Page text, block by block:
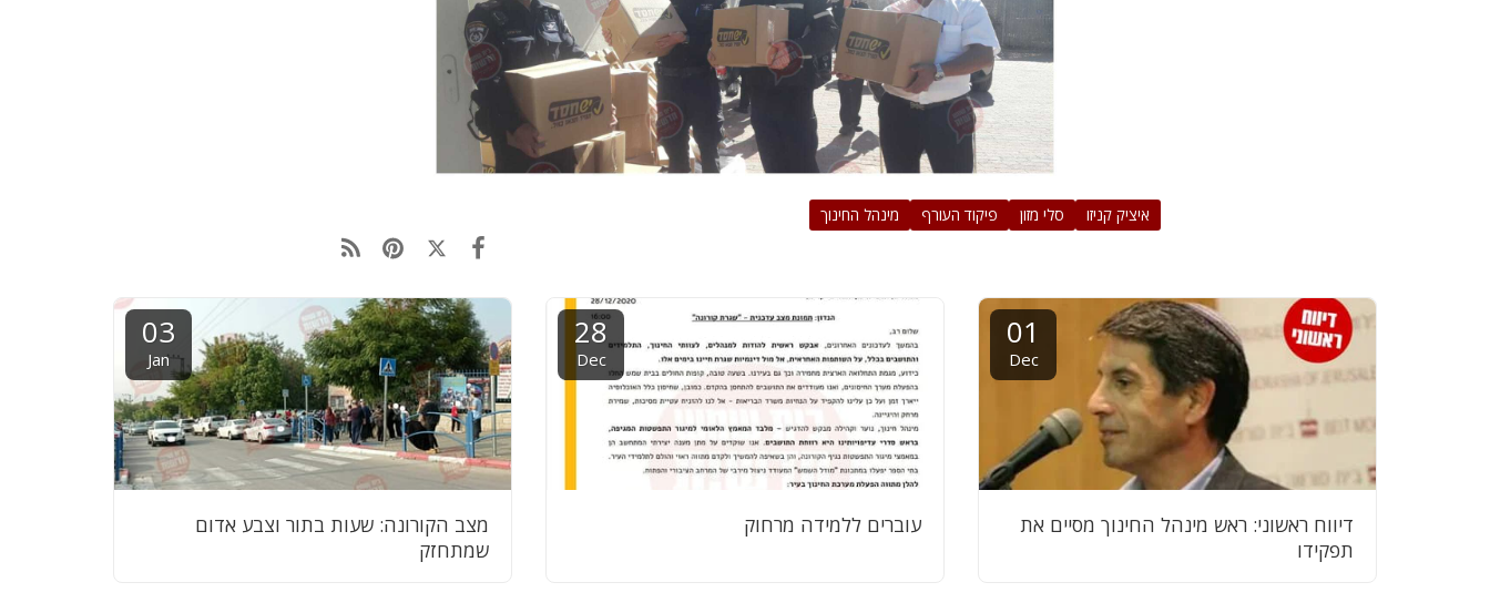
איציק קניזו סלי מזון פיקוד העורף מינהל החינוך
01
Dec
דיווח ראשוני: ראש מינהל החינוך מסיים את
תפקידו
28
Dec
עוברים ללמידה מרחוק
03
Jan
מצב הקורונה: שעות בתור וצבע אדום
שמתחזק